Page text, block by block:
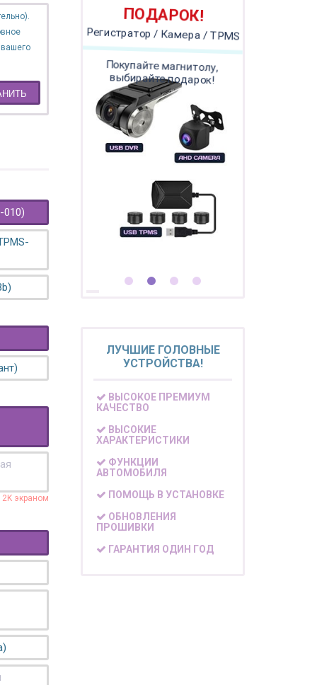
010)
2K экраном
ПОДАРОК!
Регистратор / Камера / TPMS
Покупайте магнитолу,
выбирайте подарок!
ЛУЧШИЕ ГОЛОВНЫЕ
УСТРОЙСТВА!
ВЫСОКОЕ ПРЕМИУМ
КАЧЕСТВО
ВЫСОКИЕ
ХАРАКТЕРИСТИКИ
ФУНКЦИИ
АВТОМОБИЛЯ
ПОМОЩЬ В УСТАНОВКЕ
ОБНОВЛЕНИЯ
ПРОШИВКИ
ГАРАНТИЯ ОДИН ГОД